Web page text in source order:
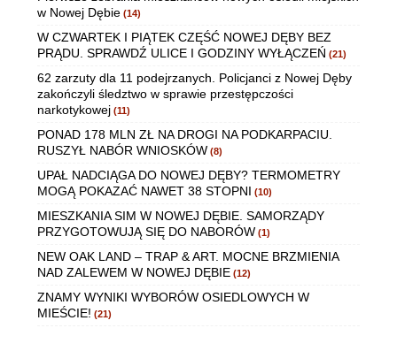
w Nowej Dębie (14)
W CZWARTEK I PIĄTEK CZĘŚĆ NOWEJ DĘBY BEZ
PRĄDU. SPRAWDŹ ULICE I GODZINY WYŁĄCZEŃ (21)
62 zarzuty dla 11 podejrzanych. Policjanci z Nowej Dęby
zakończyli śledztwo w sprawie przestępczości
narkotykowej (11)
PONAD 178 MLN ZŁ NA DROGI NA PODKARPACIU.
RUSZYŁ NABÓR WNIOSKÓW (8)
UPAŁ NADCIĄGA DO NOWEJ DĘBY? TERMOMETRY
MOGĄ POKAZAĆ NAWET 38 STOPNI (10)
MIESZKANIA SIM W NOWEJ DĘBIE. SAMORZĄDY
PRZYGOTOWUJĄ SIĘ DO NABORÓW (1)
NEW OAK LAND – TRAP & ART. MOCNE BRZMIENIA
NAD ZALEWEM W NOWEJ DĘBIE (12)
ZNAMY WYNIKI WYBORÓW OSIEDLOWYCH W
MIEŚCIE! (21)